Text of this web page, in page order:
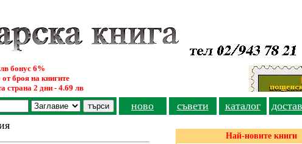
бонус 6%
броя на книгите
страна 2 дни - 4.69 лв
ново съвети каталог
Най-новите книги